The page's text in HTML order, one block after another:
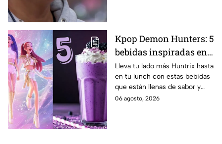
Kpop Demon Hunters: 5
bebidas inspiradas en
las guerreras Huntrix
para llevar a la escuela
este regreso a clases
2026; son saludables y
Lleva tu lado más Huntrix hasta
en tu lunch con estas bebidas
que están llenas de sabor y
frescura.
06 agosto, 2026